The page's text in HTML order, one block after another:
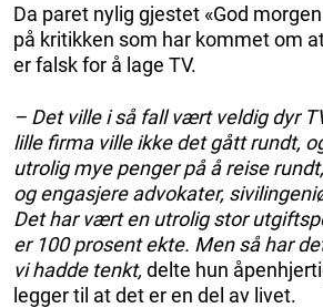
Da paret nylig gjestet «God
på kritikken som har kommet om
er falsk for å lage TV.
– Det ville i så fall vært veldig dyr
lille firma ville ikke det gått rundt,
utrolig mye penger på å reise
og engasjere advokater,
Det har vært en utrolig stor
er 100 prosent ekte. Men så har
vi hadde tenkt, delte hun
legger til at det er en del av livet.